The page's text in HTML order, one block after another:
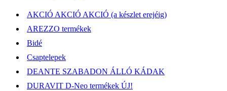
AKCIÓ AKCIÓ AKCIÓ (a készlet erejéig)
AREZZO termékek
Bidé
Csaptelepek
DEANTE SZABADON ÁLLÓ KÁDAK
DURAVIT D-Neo termékek ÚJ!